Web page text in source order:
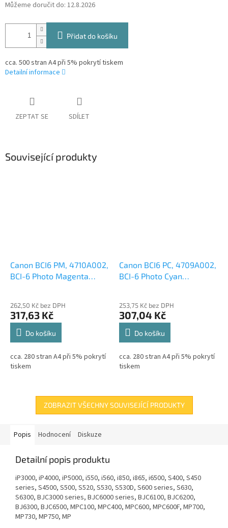
Můžeme doručit do: 12.8.2026
Přidat do košíku
cca. 500 stran A4 při 5% pokrytí tiskem
Detailní informace
ZEPTAT SE SDÍLET
Související produkty
Canon BCI6 PM, 4710A002,
BCI-6 Photo Magenta
262,50 Kč bez DPH
317,63 Kč
Do košíku
cca. 280 stran A4 při 5% pokrytí
tiskem
Canon BCI6 PC, 4709A002,
BCI-6 Photo Cyan
253,75 Kč bez DPH
307,04 Kč
Do košíku
cca. 280 stran A4 při 5% pokrytí
tiskem
ZOBRAZIT VŠECHNY SOUVISEJÍCÍ PRODUKTY
Popis Hodnocení Diskuze
Detailní popis produktu
iP3000, iP4000, iP5000, i550, i560, i850, i865, i6500, S400, S450
series, S4500, S500, S520, S530, S530D, S600 series, S630,
S6300, BJC3000 series, BJC6000 series, BJC6100, BJC6200,
BJ6300, BJC6500, MPC100, MPC400, MPC600, MPC600F, MP700,
MP730, MP750, MP